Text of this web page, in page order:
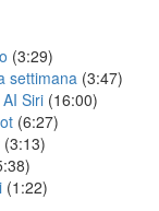
(3:29)
settimana (3:47)
Siri (16:00)
(6:27)
(3:13)
(1:22)